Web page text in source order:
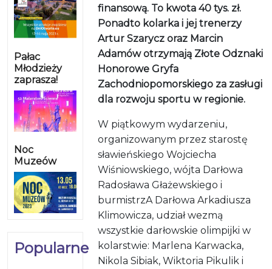
Pałac
Młodzieży
zaprasza!
Noc
Muzeów
Popularne
finansową. To kwota 40 tys. zł.
Ponadto kolarka i jej trenerzy
Artur Szarycz oraz Marcin
Adamów otrzymają Złote Odznaki
Honorowe Gryfa
Zachodniopomorskiego za zasługi
dla rozwoju sportu w regionie.
W piątkowym wydarzeniu,
organizowanym przez starostę
sławieńskiego Wojciecha
Wiśniowskiego, wójta Darłowa
Radosława Głażewskiego i
burmistrzA Darłowa Arkadiusza
Klimowicza, udział wezmą
wszystkie darłowskie olimpijki w
kolarstwie: Marlena Karwacka,
Nikola Sibiak, Wiktoria Pikulik i